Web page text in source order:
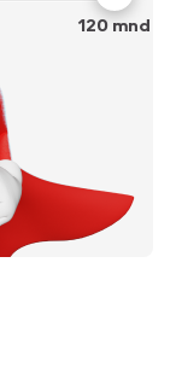
120mnd